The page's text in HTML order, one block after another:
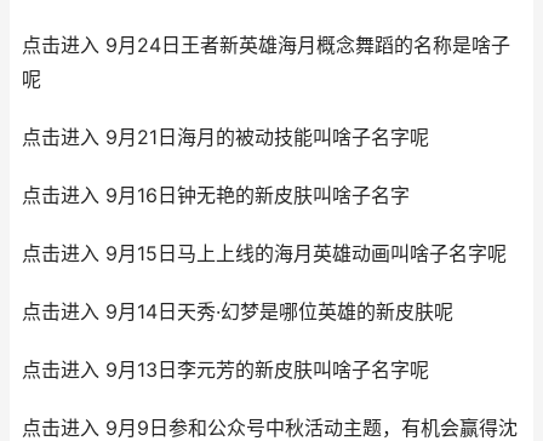
点击进入 9月24日王者新英雄海月概念舞蹈的名称是啥子
呢
点击进入 9月21日海月的被动技能叫啥子名字呢
点击进入 9月16日钟无艳的新皮肤叫啥子名字
点击进入 9月15日马上上线的海月英雄动画叫啥子名字呢
点击进入 9月14日天秀·幻梦是哪位英雄的新皮肤呢
点击进入 9月13日李元芳的新皮肤叫啥子名字呢
点击进入 9月9日参和公众号中秋活动主题，有机会赢得沈